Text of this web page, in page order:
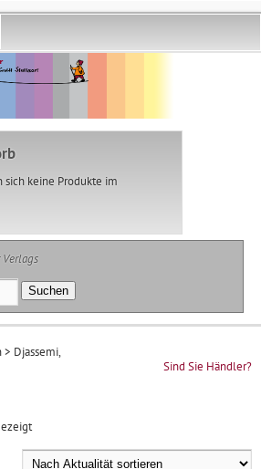
sich keine Produkte im
Suchen
Djassemi,
Sind Sie Händler?